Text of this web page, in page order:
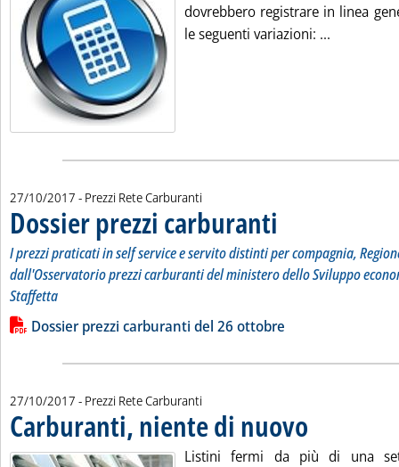
dovrebbero registrare in linea
le seguenti variazioni: ...
27/10/2017 - Prezzi Rete Carburanti
Dossier prezzi carburanti
I prezzi praticati in self service e servito distinti per compagnia,
dall'Osservatorio prezzi carburanti del ministero dello Sviluppo
Staffetta
Leggi tutta la notizia: 'Dossier prezzi carburanti'
Lista allegati PDF alla notizia
Dossier prezzi carburanti del 26 ottobre
27/10/2017 - Prezzi Rete Carburanti
Carburanti, niente di nuovo
Listini fermi da più di una